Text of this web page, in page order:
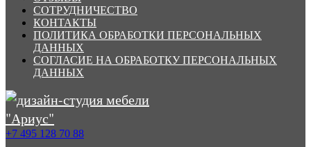
СОТРУДНИЧЕСТВО
КОНТАКТЫ
ПОЛИТИКА ОБРАБОТКИ ПЕРСОНАЛЬНЫХ
ДАННЫХ
СОГЛАСИЕ НА ОБРАБОТКУ ПЕРСОНАЛЬНЫХ
ДАННЫХ
+7 495 128 70 88